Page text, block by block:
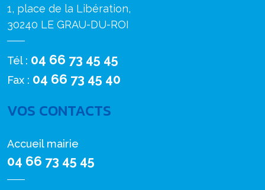
1, place de la Libération,
30240 LE GRAU-DU-ROI
Tél : 04 66 73 45 45
Fax : 04 66 73 45 40
VOS CONTACTS
Accueil mairie
04 66 73 45 45